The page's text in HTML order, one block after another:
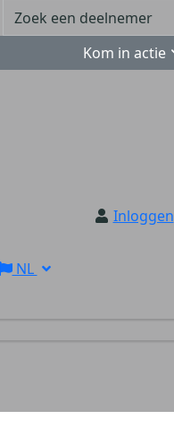
Kom in actie
Inloggen
NL